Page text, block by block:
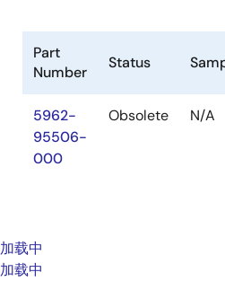
Part
Number
Status
5962-
95506-
000
Obsolete N/A
加载中
加载中